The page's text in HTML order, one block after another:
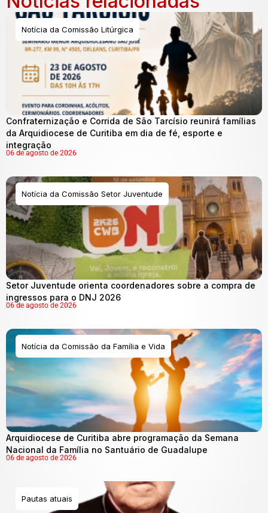
Notícia da Comissão Litúrgica
Confraternização e Corrida de São Tarcísio reunirá famílias
da Arquidiocese de Curitiba em dia de fé, esporte e
integração
06 de agosto de 2026
Notícia da Comissão Setor Juventude
Setor Juventude orienta coordenadores sobre a compra de
ingressos para o DNJ 2026
06 de agosto de 2026
Notícia da Comissão da Família e Vida
Arquidiocese de Curitiba abre programação da Semana
Nacional da Família no Santuário de Guadalupe
06 de agosto de 2026
Pautas atuais